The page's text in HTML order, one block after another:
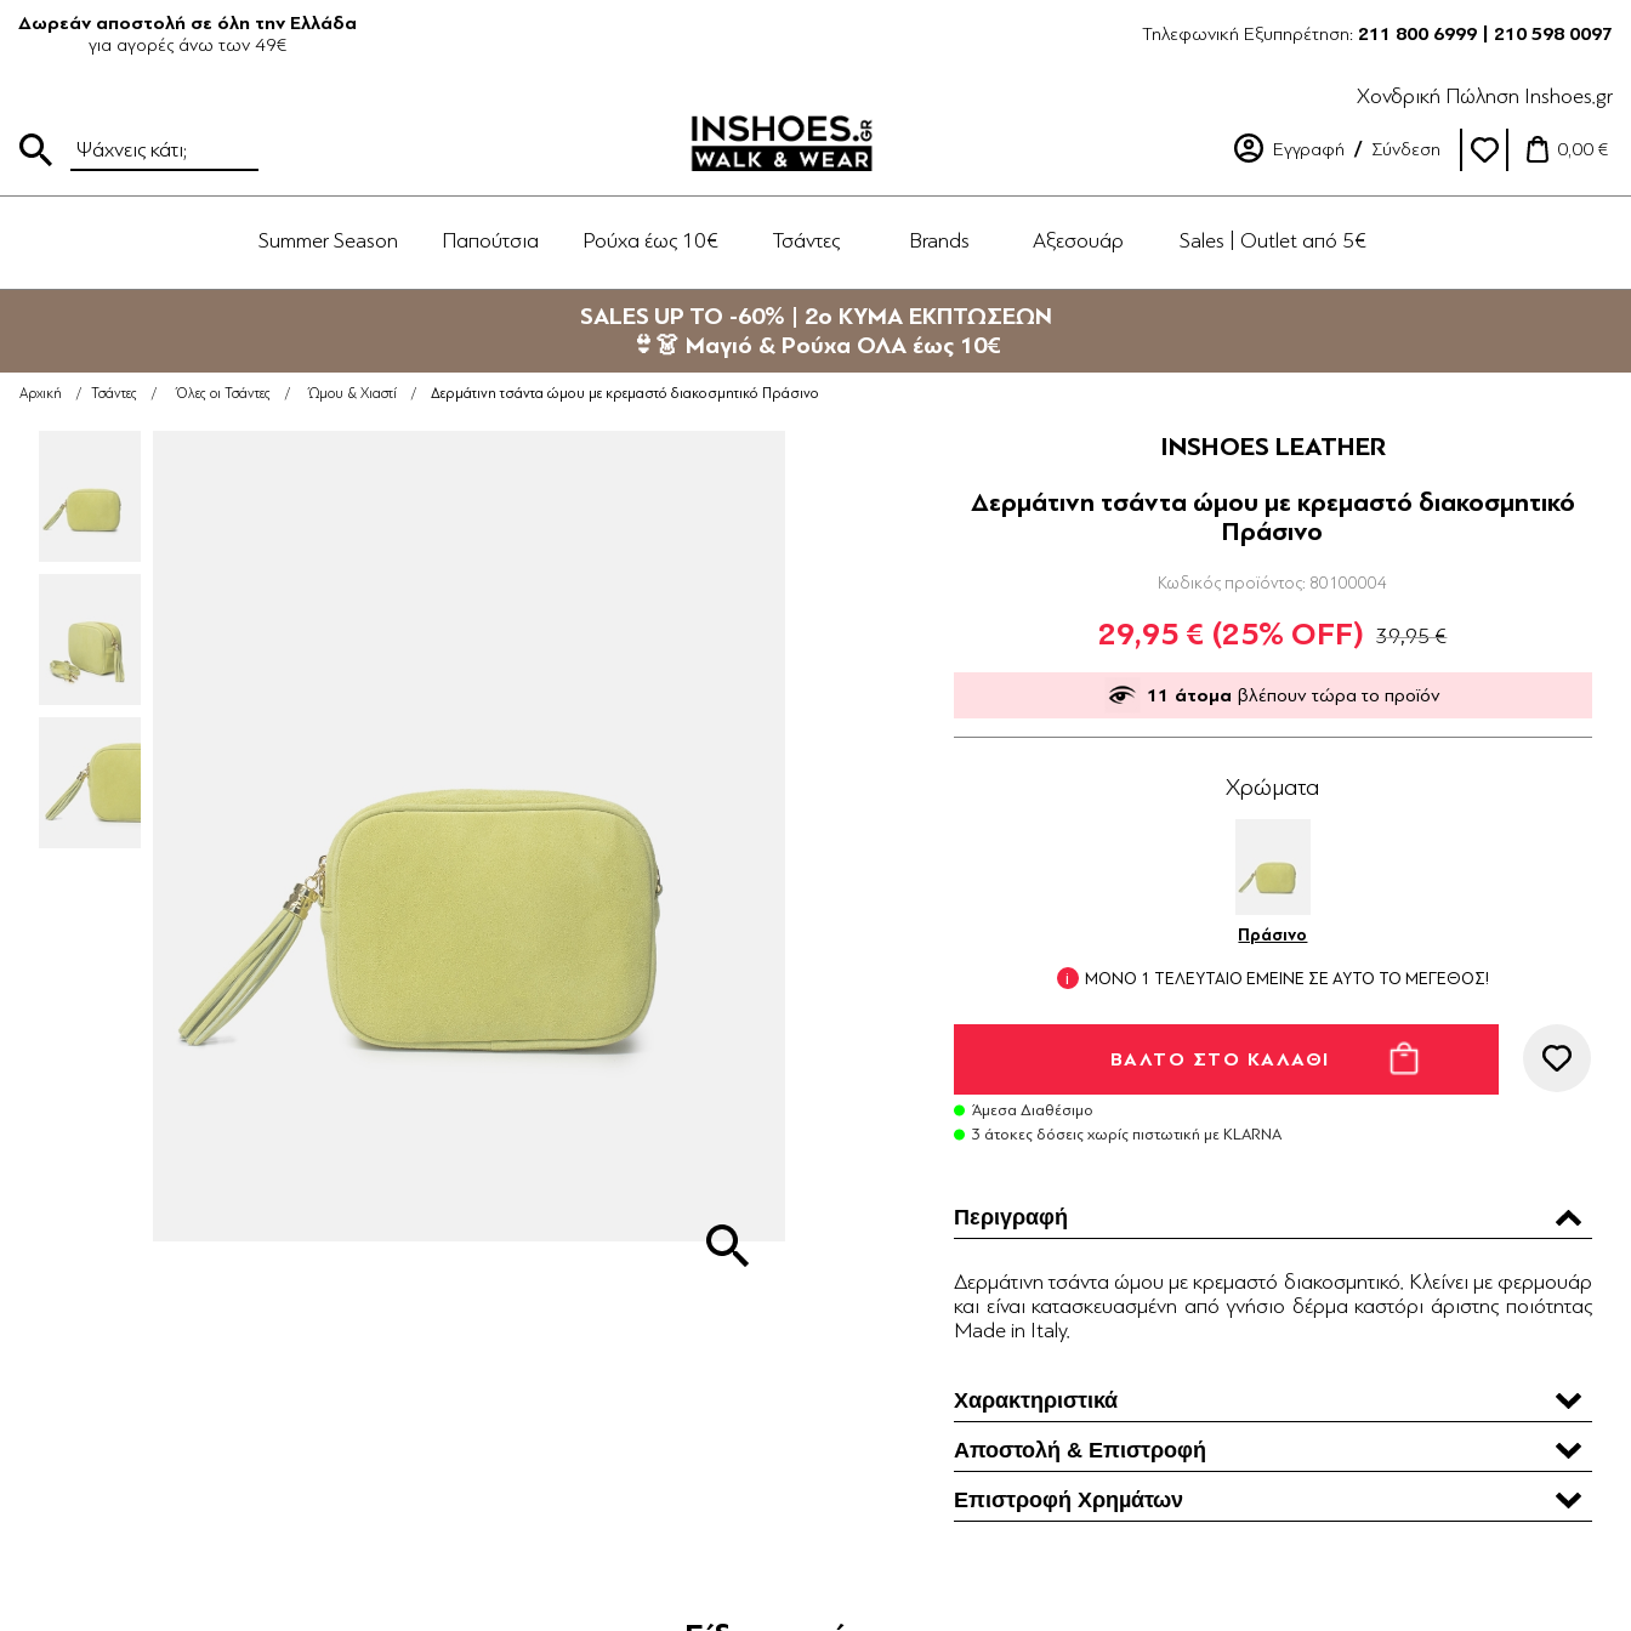
Δωρεάν αποστολή σε όλη την Ελλάδα
για αγορές άνω των 49€
Τηλεφωνική Εξυπηρέτηση: 211 800 6999 | 210 598 0097
Χονδρική Πώληση Inshoes.gr
Εγγραφή Σύνδεση 0,00 €
Summer Season Παπούτσια Ρούχα έως 10€ Τσάντες Brands Αξεσουάρ Sales | Outlet από 5€
SALES UP TO -60% | 2ο ΚΥΜΑ ΕΚΠΤΩΣΕΩΝ
👙👗 Μαγιό & Ρούχα ΟΛΑ έως 10€
Αρχική / Τσάντες / Όλες οι Τσάντες / Ώμου & Χιαστί / Δερμάτινη τσάντα ώμου με κρεμαστό διακοσμητικό Πράσινο
INSHOES LEATHER
Δερμάτινη τσάντα ώμου με κρεμαστό διακοσμητικό
Πράσινο
Κωδικός προϊόντος: 80100004
29,95 € (25% OFF) 39,95 €
11 άτομα βλέπουν τώρα το προϊόν
Χρώματα
Πράσινο
ΜΟΝΟ 1 ΤΕΛΕΥΤΑΙΟ ΕΜΕΙΝΕ ΣΕ ΑΥΤΟ ΤΟ ΜΕΓΕΘΟΣ!
Άμεσα Διαθέσιμο
3 άτοκες δόσεις χωρίς πιστωτική με KLARNA
Περιγραφή
Δερμάτινη τσάντα ώμου με κρεμαστό διακοσμητικό. Κλείνει με φερμουάρ
και είναι κατασκευασμένη από γνήσιο δέρμα καστόρι άριστης ποιότητας
Made in Italy.
Χαρακτηριστικά
Αποστολή & Επιστροφή
Επιστροφή Χρηµάτων